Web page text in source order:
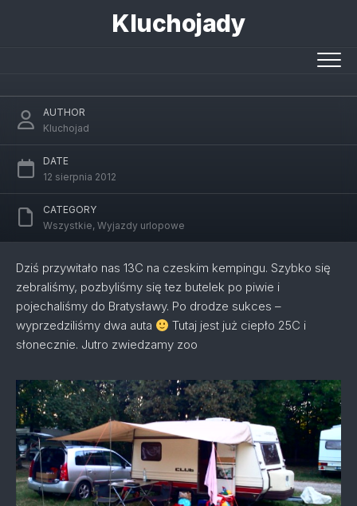
Kluchojady
AUTHOR
Kluchojad
DATE
12 sierpnia 2012
CATEGORY
Wszystkie, Wyjazdy urlopowe
Dziś przywitało nas 13C na czeskim kempingu. Szybko się
zebraliśmy, pozbyliśmy się tez butelek po piwie i
pojechaliśmy do Bratysławy. Po drodze sukces –
wyprzedziliśmy dwa auta
Tutaj jest już ciepło 25C i
słonecznie. Jutro zwiedzamy zoo